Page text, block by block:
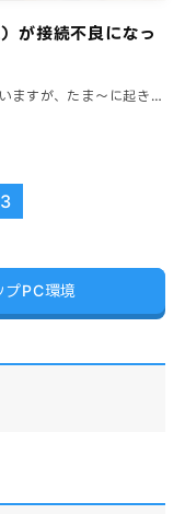
が接続不良になっ
ますが、たま～に起き…
3
PC環境